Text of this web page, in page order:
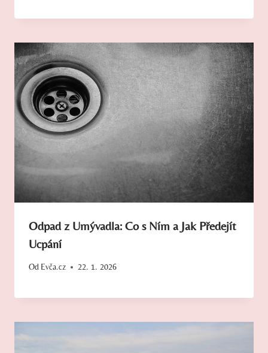
Odpad z Umývadla: Co s Ním a Jak Předejít
Ucpání
Od Evča.cz 22. 1. 2026